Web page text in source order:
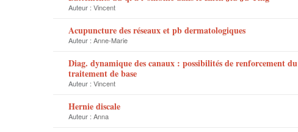
Auteur : Vincent
Acupuncture des réseaux et pb dermatologiques
Auteur : Anne-Marie
Diag. dynamique des canaux : possibilités de renforcement du
traitement de base
Auteur : Vincent
Hernie discale
Auteur : Anna